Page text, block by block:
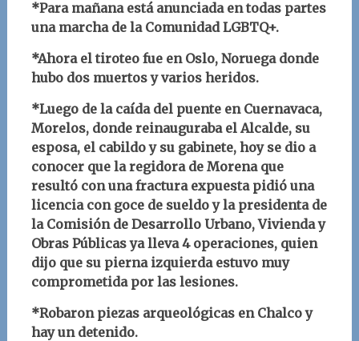
*Para mañana está anunciada en todas partes
una marcha de la Comunidad LGBTQ+.
*Ahora el tiroteo fue en Oslo, Noruega donde
hubo dos muertos y varios heridos.
*Luego de la caída del puente en Cuernavaca,
Morelos, donde reinauguraba el Alcalde, su
esposa, el cabildo y su gabinete, hoy se dio a
conocer que la regidora de Morena que
resultó con una fractura expuesta pidió una
licencia con goce de sueldo y la presidenta de
la Comisión de Desarrollo Urbano, Vivienda y
Obras Públicas ya lleva 4 operaciones, quien
dijo que su pierna izquierda estuvo muy
comprometida por las lesiones.
*Robaron piezas arqueológicas en Chalco y
hay un detenido.